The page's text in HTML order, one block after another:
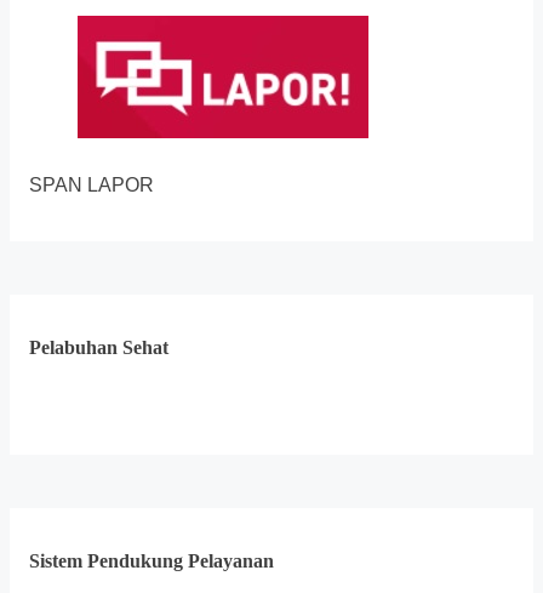
SPAN LAPOR
Pelabuhan Sehat
Sistem Pendukung Pelayanan